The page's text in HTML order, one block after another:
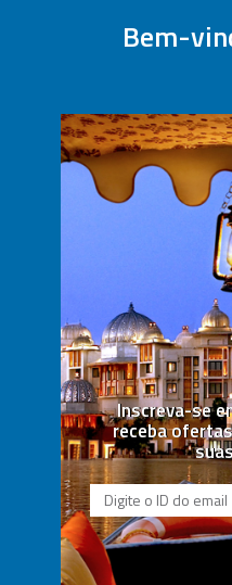
Bem-
Inscreva-se
receba